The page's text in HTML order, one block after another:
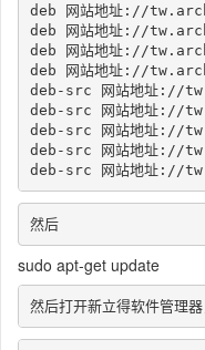
deb 网站地址://
deb 网站地址://
deb 网站地址://
deb 网站地址://
deb-src 网站地址://
deb-src 网站地址://
deb-src 网站地址://
deb-src 网站地址://
deb-src 网站地址://
然后
sudo apt-get update
然后打开新立得软件管